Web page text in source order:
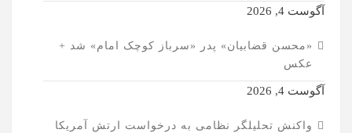
آگوست 4, 2026
«محسن قضابیان» پدر «سرباز کوچک امام» شد +
عکس
آگوست 4, 2026
واکنش تحلیلگر نظامی به درخواست ارتش آمریکا